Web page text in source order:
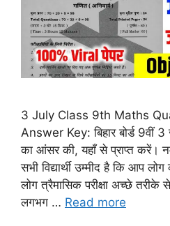
3 July Class 9th Maths
Answer Key: बिहार बोर्ड 9वीं 3
का आंसर की, यहाँ से प्राप्त करें।
सभी विद्यार्थी उम्मीद है कि आप
लोग त्रैमासिक परीक्षा अच्छे
लगभग … Read more